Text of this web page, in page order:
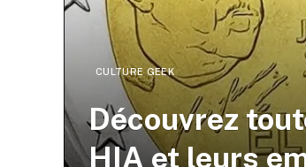
CULTURE GEEK
Découvrez
HIA et leurs